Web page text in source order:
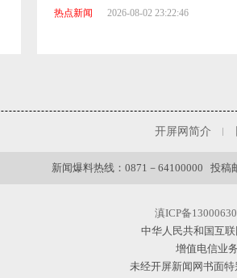
热点新闻 2026-08-02 23:22:46
开屏网简介
新闻爆料热线：0871－64100000 投稿
滇ICP备
中华人民共和国互
增值电信业
未经开屏新闻网书面